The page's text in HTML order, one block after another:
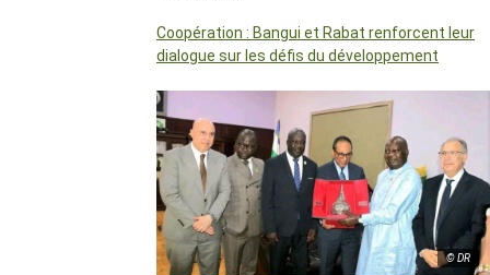
Coopération : Bangui et Rabat renforcent leur
dialogue sur les défis du développement
© DR